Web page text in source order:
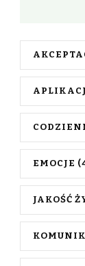
EMOCJE
JAKOŚĆ